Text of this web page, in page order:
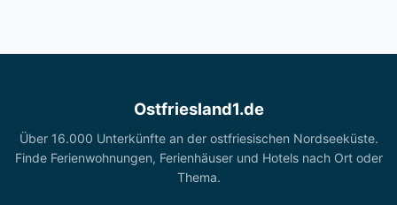
Ostfriesland1.de
Über 16.000 Unterkünfte an der ostfriesischen Nordseeküste.
Finde Ferienwohnungen, Ferienhäuser und Hotels nach Ort oder
Thema.